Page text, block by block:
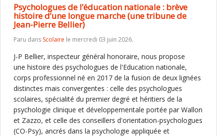
Psychologues de l’éducation nationale : brève
histoire d’une longue marche (une tribune de
Jean-Pierre Bellier)
Paru dans Scolaire le mercredi 03 juin 2026.
J-P Bellier, inspecteur général honoraire, nous propose
une histoire des psychologues de l'Education nationale,
corps professionnel né en 2017 de la fusion de deux lignées
distinctes mais convergentes : celle des psychologues
scolaires, spécialité du premier degré et héritiers de la
psychologie clinique et développementale portée par Wallon
et Zazzo, et celle des conseillers d'orientation-psychologues
(CO-Psy), ancrés dans la psychologie appliquée et